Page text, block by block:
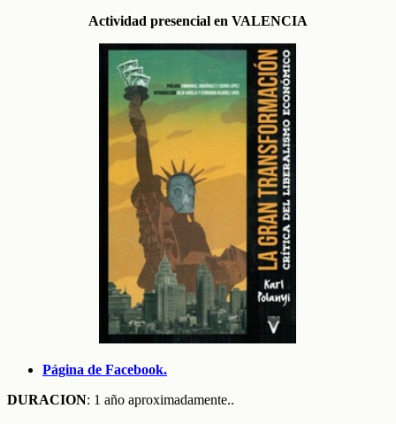
Actividad presencial en VALENCIA
Página de Facebook.
DURACION: 1 año aproximadamente..